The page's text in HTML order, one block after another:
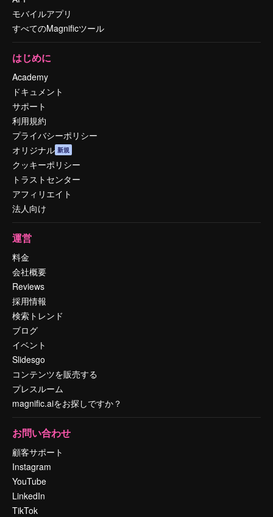
モバイルアプリ
すべてのMagnificツール
はじめに
Academy
ドキュメント
サポート
利用規約
プライバシーポリシー
オリジナル 新規
クッキーポリシー
トラストセンター
アフィリエイト
法人向け
運営
料金
会社概要
Reviews
採用情報
検索トレンド
ブログ
イベント
Slidesgo
コンテンツを販売する
プレスルーム
magnific.aiをお探しですか？
お問い合わせ
顧客サポート
Instagram
YouTube
LinkedIn
TikTok